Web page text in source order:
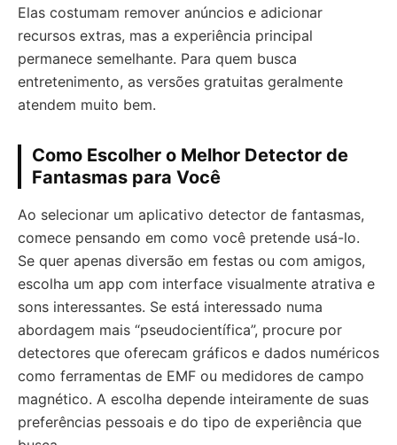
Elas costumam remover anúncios e adicionar
recursos extras, mas a experiência principal
permanece semelhante. Para quem busca
entretenimento, as versões gratuitas geralmente
atendem muito bem.
Como Escolher o Melhor Detector de
Fantasmas para Você
Ao selecionar um aplicativo detector de fantasmas,
comece pensando em como você pretende usá-lo.
Se quer apenas diversão em festas ou com amigos,
escolha um app com interface visualmente atrativa e
sons interessantes. Se está interessado numa
abordagem mais “pseudocientífica”, procure por
detectores que oferecam gráficos e dados numéricos
como ferramentas de EMF ou medidores de campo
magnético. A escolha depende inteiramente de suas
preferências pessoais e do tipo de experiência que